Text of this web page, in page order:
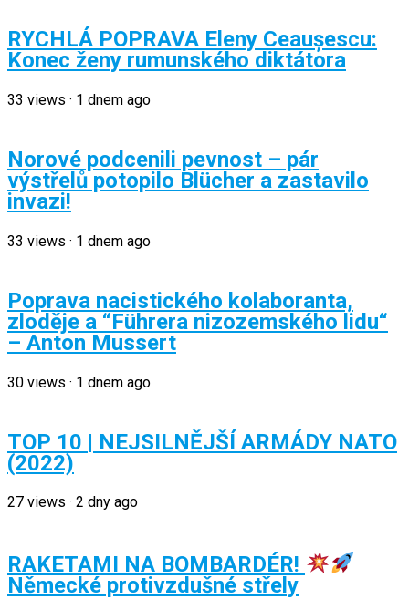
RYCHLÁ POPRAVA Eleny Ceaușescu:
Konec ženy rumunského diktátora
33 views · 1 dnem ago
Norové podcenili pevnost – pár
výstřelů potopilo Blücher a zastavilo
invazi!
33 views · 1 dnem ago
Poprava nacistického kolaboranta,
zloděje a “Führera nizozemského lidu“
– Anton Mussert
30 views · 1 dnem ago
TOP 10 | NEJSILNĚJŠÍ ARMÁDY NATO
(2022)
27 views · 2 dny ago
RAKETAMI NA BOMBARDÉR!
Německé protivzdušné střely